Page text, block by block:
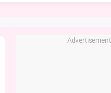
Advertisement